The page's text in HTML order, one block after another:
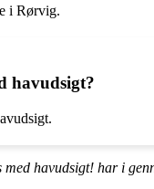
i Rørvig.
havudsigt?
havudsigt! har i